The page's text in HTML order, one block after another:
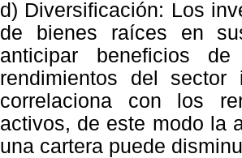
d) Diversificación: Los
de bienes raíces en
anticipar beneficios
rendimientos del sector
correlaciona con los
activos, de este modo la
una cartera puede